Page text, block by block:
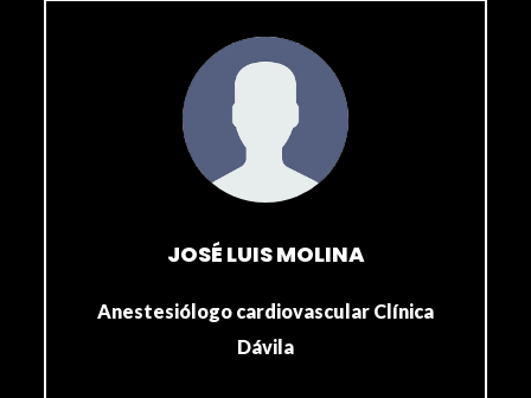
JOSÉ LUIS MOLINA
Anestesiólogo cardiovascular Clínica
Dávila